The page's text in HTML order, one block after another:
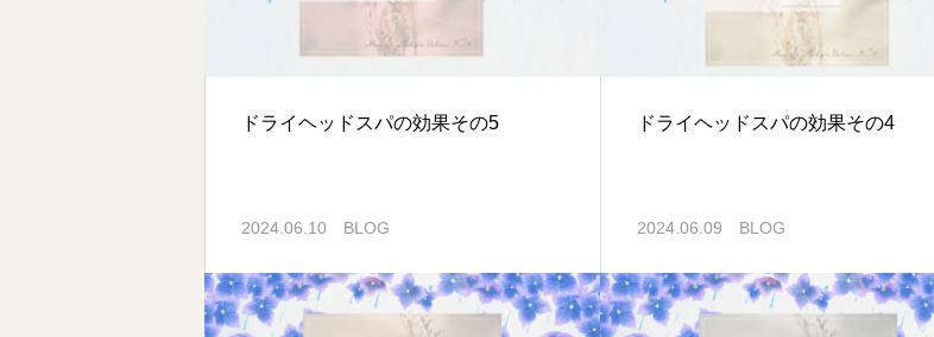
ドライヘッドスパの効果その5
2024.06.10 BLOG
ドライヘッドスパの効果その4
2024.06.09 BLOG